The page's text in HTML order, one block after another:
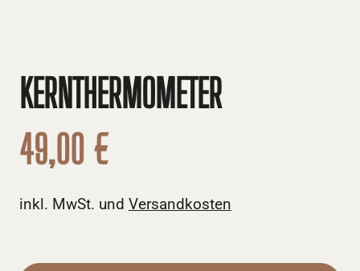
KERNTHERMOMETER
49,00 €
inkl. MwSt. und Versandkosten